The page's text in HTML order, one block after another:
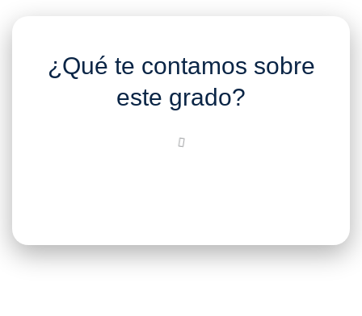
¿Qué te contamos sobre
este grado?